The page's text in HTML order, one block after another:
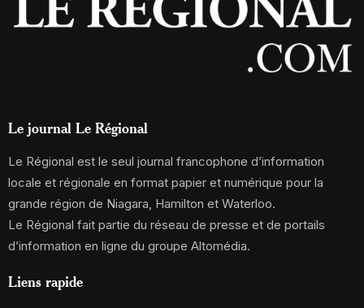
Le journal Le Régional
Le Régional est le seul journal francophone d’information
locale et régionale en format papier et numérique pour la
grande région de Niagara, Hamilton et Waterloo.
Le Régional fait partie du réseau de presse et de portails
d’information en ligne du groupe Altomédia.
Liens rapide